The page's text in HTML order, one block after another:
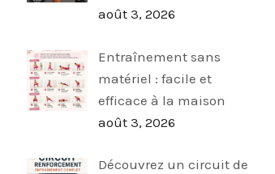
août 3, 2026
Entraînement sans
matériel : facile et
efficace à la maison
août 3, 2026
Découvrez un circuit de